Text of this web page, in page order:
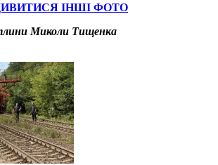
ІНШІ ФОТО
Миколи Тищенка